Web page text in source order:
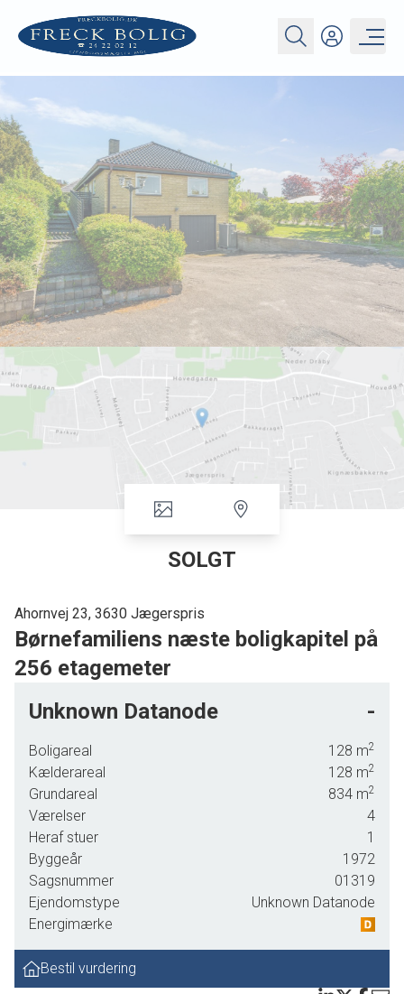
SOLGT
Ahornvej 23, 3630 Jægerspris
Børnefamiliens næste boligkapitel på
256 etagemeter
JÆGERSPRIS ER NETOP SOLGT - Ønsker du også at sælge
din bolig? Så kontakt os for en uforpligtende salgsvurdering
på telefon 24220212 eller bestil via vores hjemmeside eller
Louise@freckbolig.dk
Unknown Datanode -
Boligareal 128 m2
Kælderareal 128 m2
Grundareal 834 m2
Værelser
4
Heraf stuer
1
Byggeår
1972
Sagsnummer
01319
Ejendomstype
Unknown Datanode
Energimærke
Bestil vurdering